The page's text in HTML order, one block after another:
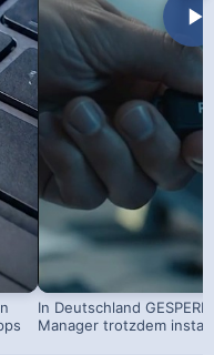
In Deutschland
Manager trotzdem